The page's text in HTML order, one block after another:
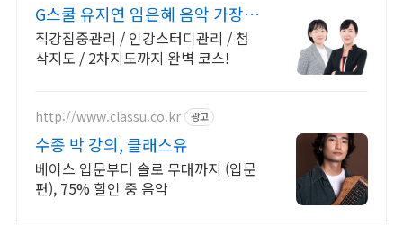
G스쿨 유지연 임은혜 음악 가장
많은 합격자들의 추천
직강집중관리 / 인강스터디관리 / 첨
삭지도 / 2차지도까지 완벽 코스!
http://www.classu.co.kr 광고
수종 박 강의, 클래스유
베이스 입문부터 솔로 무대까지 (입문
편), 75% 할인 중 음악